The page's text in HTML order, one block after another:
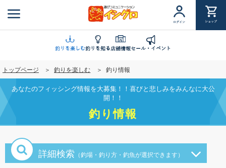
ン
に
移
動
ログイン ショップ
釣りを楽しむ釣りを知る店舗情報セール・イベント
トップページ 釣りを楽しむ 釣り情報
あなたのフィッシング情報を大募集！！喜びと悲しみをみんなに大公
開！！
釣り情報
詳細検索 （釣場・釣り方・釣魚が選択できます）